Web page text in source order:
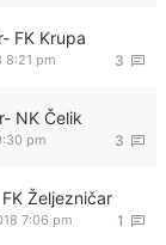
FK Krupa
3
8:21 pm
NK Čelik
3
pm
Željezničar
1
7:06 pm